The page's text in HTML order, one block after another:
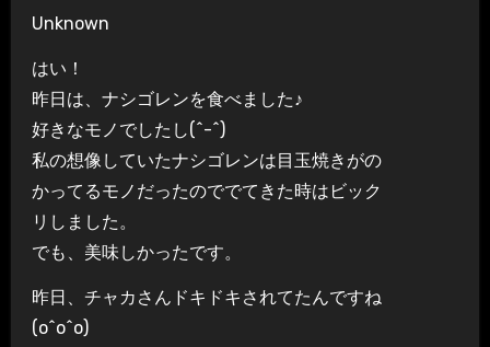
Unknown
はい！
昨日は、ナシゴレンを食べました♪
好きなモノでしたし(^-^)
私の想像していたナシゴレンは目玉焼きがの
かってるモノだったのででてきた時はビック
リしました。
でも、美味しかったです。
昨日、チャカさんドキドキされてたんですね
(o^o^o)